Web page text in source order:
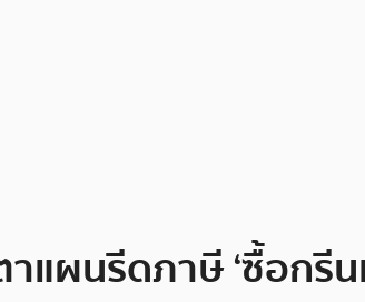
ผนรีดภาษี ‘ซื้อกรีน